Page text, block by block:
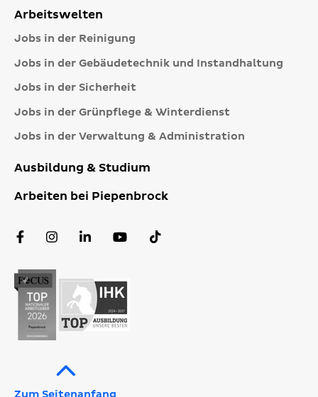
Arbeitswelten
Jobs in der Reinigung
Jobs in der Gebäudetechnik und Instandhaltung
Jobs in der Sicherheit
Jobs in der Grünpflege & Winterdienst
Jobs in der Verwaltung & Administration
Ausbildung & Studium
Arbeiten bei Piepenbrock
FacebookInstagram
LinkedInYouTube